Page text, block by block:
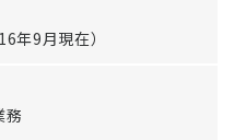
年9月現在）
務